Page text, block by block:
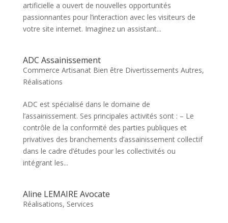
artificielle a ouvert de nouvelles opportunités
passionnantes pour l’interaction avec les visiteurs de
votre site internet. Imaginez un assistant...
ADC Assainissement
Commerce Artisanat Bien être Divertissements Autres,
Réalisations
ADC est spécialisé dans le domaine de
l’assainissement. Ses principales activités sont : – Le
contrôle de la conformité des parties publiques et
privatives des branchements d’assainissement collectif
dans le cadre d’études pour les collectivités ou
intégrant les...
Aline LEMAIRE Avocate
Réalisations, Services